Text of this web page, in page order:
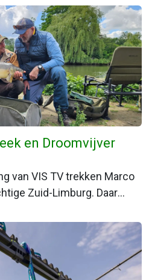
willen
daarmee beter van dienst
en Droomvijver
van VIS TV trekken Marco
Zuid-Limburg. Daar
visdag met veel